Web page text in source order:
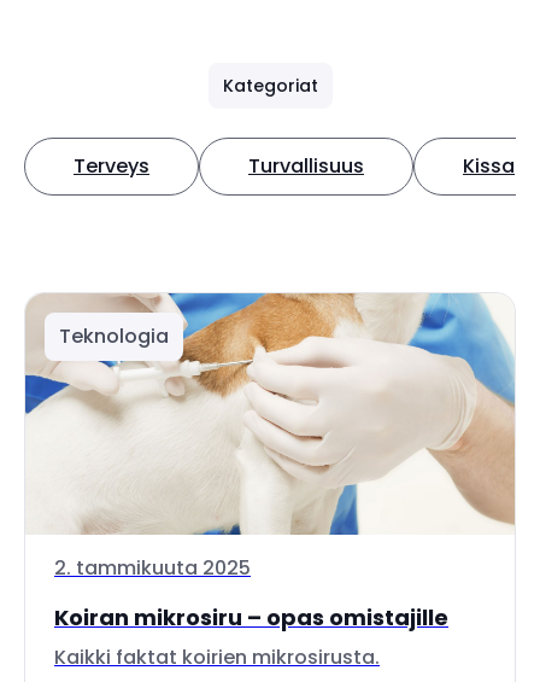
Kategoriat
Terveys Turvallisuus Kissa
Teknologia
2. tammikuuta 2025
Koiran mikrosiru – opas omistajille
Kaikki faktat koirien mikrosirusta.